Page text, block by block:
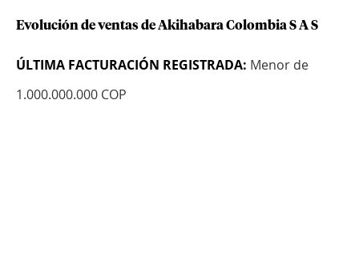
Evolución de ventas de Akihabara Colombia S A S
ÚLTIMA FACTURACIÓN REGISTRADA: Menor de
1.000.000.000 COP